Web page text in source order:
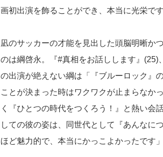
画初出演を飾ることができ、本当に光栄で
凪のサッカーの才能を見出した頭脳明晰か
のは綱啓永。『#真相をお話しします』
の出演が絶えない綱は「『ブルーロック』
ことが決まった時はワクワクが止まらなか
く『ひとつの時代をつくろう！』と熱い会
しての彼の姿は、同世代として『あんなに
ほど魅力的で、本当にかっこよかったです